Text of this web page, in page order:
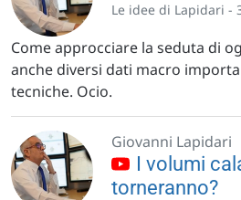
Le idee di Lapidari -
Come approcciare la seduta di
anche diversi dati macro
tecniche. Ocio.
Giovanni Lapidari
I volumi
torneranno?